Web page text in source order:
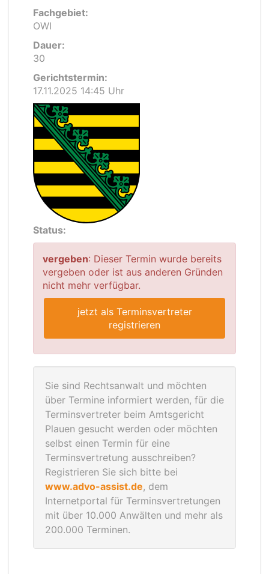
Fachgebiet:
OWI
Dauer:
30
Gerichtstermin:
17.11.2025 14:45 Uhr
Status:
vergeben: Dieser Termin wurde bereits
vergeben oder ist aus anderen Gründen
nicht mehr verfügbar.
jetzt als Terminsvertreter
registrieren
Sie sind Rechtsanwalt und möchten
über Termine informiert werden, für die
Terminsvertreter beim Amtsgericht
Plauen gesucht werden oder möchten
selbst einen Termin für eine
Terminsvertretung ausschreiben?
Registrieren Sie sich bitte bei
www.advo-assist.de, dem
Internetportal für Terminsvertretungen
mit über 10.000 Anwälten und mehr als
200.000 Terminen.